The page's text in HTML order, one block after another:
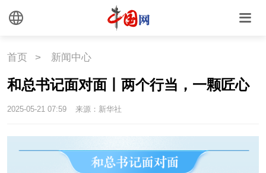
首页 > 新闻中心
和总书记面对面丨两个行当，一颗匠心
2025-05-21 07:59 来源：新华社